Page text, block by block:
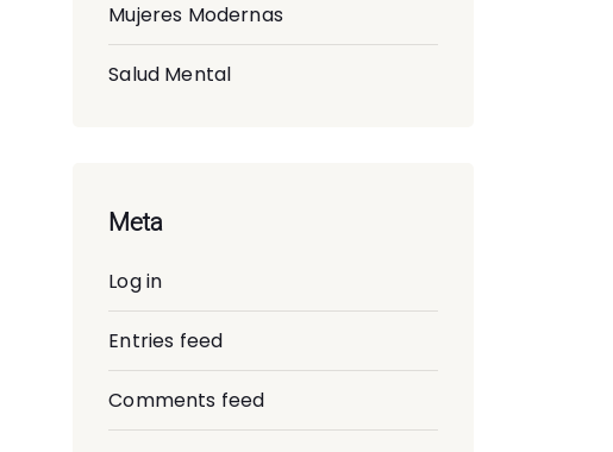
Mujeres Modernas
Salud Mental
Meta
Log in
Entries feed
Comments feed